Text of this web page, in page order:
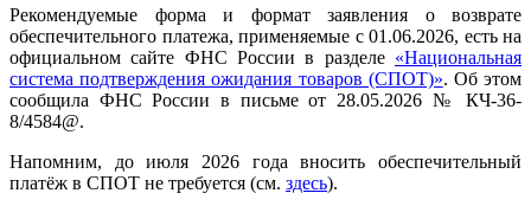
Рекомендуемые форма и формат заявления о возврате
обеспечительного платежа, применяемые с 01.06.2026, есть на
официальном сайте ФНС России в разделе «Национальная
система подтверждения ожидания товаров (СПОТ)». Об этом
сообщила ФНС России в письме от 28.05.2026 № КЧ-36-
8/4584@.
Напомним, до июля 2026 года вносить обеспечительный
платёж в СПОТ не требуется (см. здесь).